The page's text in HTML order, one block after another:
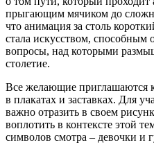
прыгающим мячиком до
что анимация за столь
стала искусством, способным
вопросы, над которыми
столетие.
Все желающие приглашаются
в плакатах и заставках. Для
важно отразить в своем
воплотить в контексте этой
символов смотра – девочки и